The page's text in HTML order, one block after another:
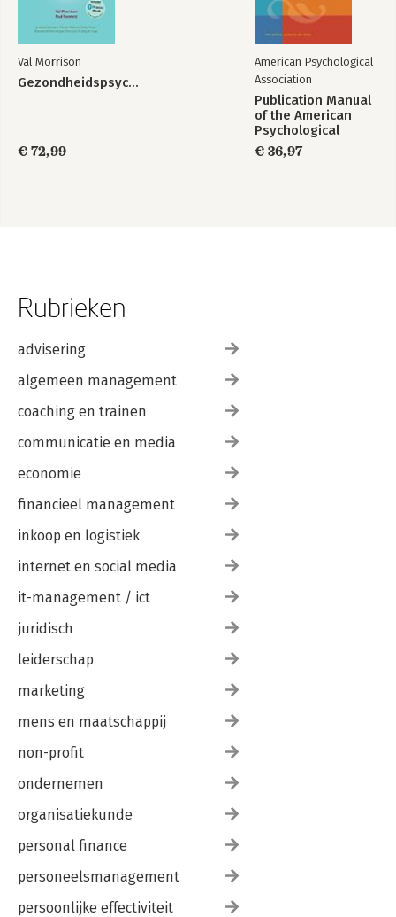
Val Morrison
Gezondheidspsychologie
€ 72,99
American Psychological
Association
Publication Manual
of the American
Psychological
Association 2020
€ 36,97
Rubrieken
advisering
algemeen management
coaching en trainen
communicatie en media
economie
financieel management
inkoop en logistiek
internet en social media
it-management / ict
juridisch
leiderschap
marketing
mens en maatschappij
non-profit
ondernemen
organisatiekunde
personal finance
personeelsmanagement
persoonlijke effectiviteit